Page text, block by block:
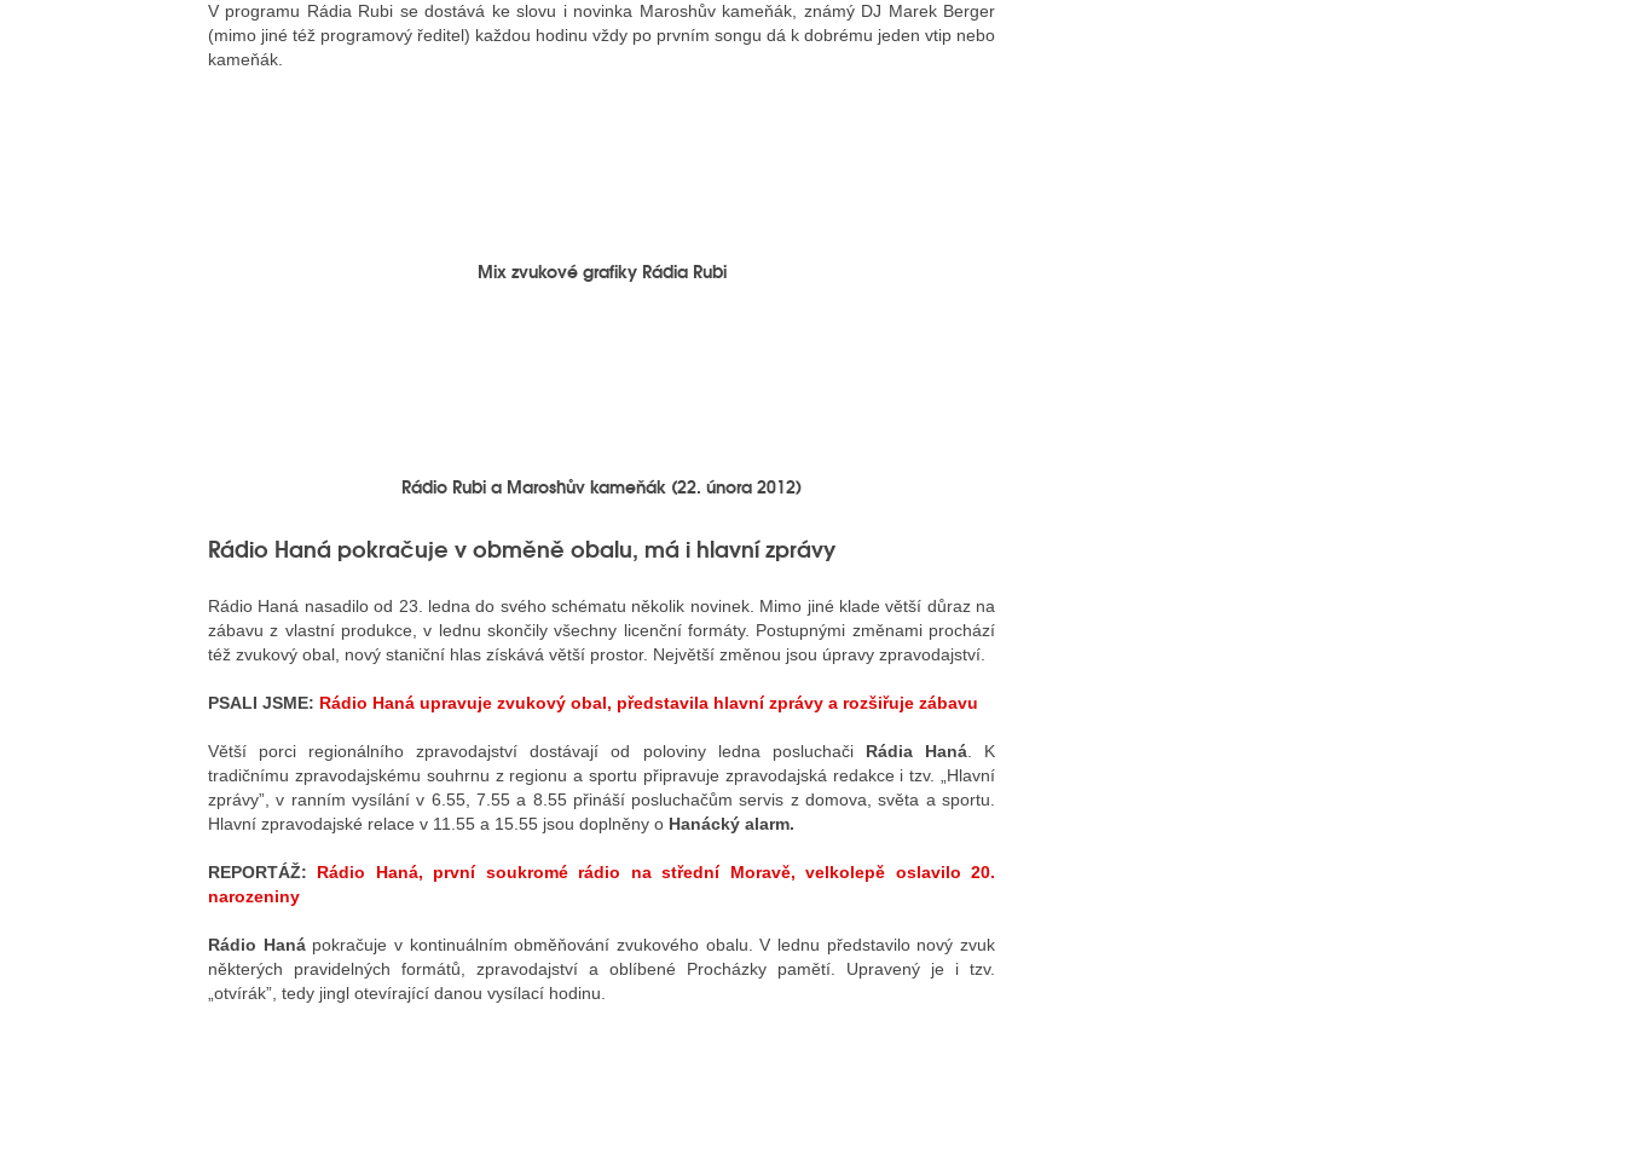
V programu Rádia Rubi se dostává ke slovu i novinka Maroshův kameňák, známý DJ Marek Berger
(mimo jiné též programový ředitel) každou hodinu vždy po prvním songu dá k dobrému jeden vtip nebo
kameňák.
Mix zvukové grafiky Rádia Rubi
Rádio Rubi a Maroshův kameňák (22. února 2012)
Rádio Haná pokračuje v obměně obalu, má i hlavní zprávy
Rádio Haná nasadilo od 23. ledna do svého schématu několik novinek. Mimo jiné klade větší důraz na
zábavu z vlastní produkce, v lednu skončily všechny licenční formáty. Postupnými změnami prochází
též zvukový obal, nový staniční hlas získává větší prostor. Největší změnou jsou úpravy zpravodajství.
PSALI JSME: Rádio Haná upravuje zvukový obal, představila hlavní zprávy a rozšiřuje zábavu
Větší porci regionálního zpravodajství dostávají od poloviny ledna posluchači Rádia Haná. K
tradičnímu zpravodajskému souhrnu z regionu a sportu připravuje zpravodajská redakce i tzv. „Hlavní
zprávy”, v ranním vysílání v 6.55, 7.55 a 8.55 přináší posluchačům servis z domova, světa a sportu.
Hlavní zpravodajské relace v 11.55 a 15.55 jsou doplněny o Hanácký alarm.
REPORTÁŽ: Rádio Haná, první soukromé rádio na střední Moravě, velkolepě oslavilo 20.
narozeniny
Rádio Haná pokračuje v kontinuálním obměňování zvukového obalu. V lednu představilo nový zvuk
některých pravidelných formátů, zpravodajství a oblíbené Procházky pamětí. Upravený je i tzv.
„otvírák”, tedy jingl otevírající danou vysílací hodinu.